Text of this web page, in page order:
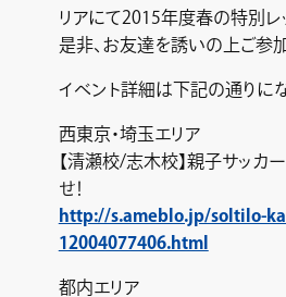
リアにて2015年度春の特別レ
是非、お友達を誘いの上ご参
イベント詳細は下記の通りにな
西東京・埼玉エリア
【清瀬校/志木校】親子サッカ
せ！
http://s.ameblo.jp/soltilo-
12004077406.html
都内エリア